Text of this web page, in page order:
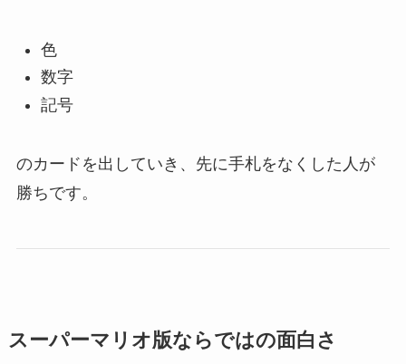
色
数字
記号
のカードを出していき、先に手札をなくした人が
勝ちです。
スーパーマリオ版ならではの面白さ